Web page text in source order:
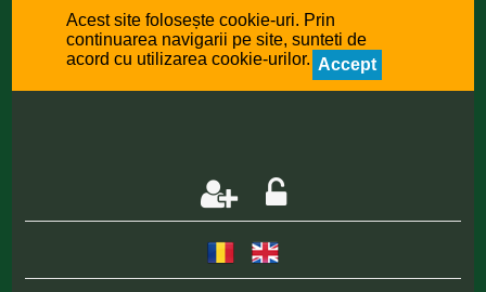
Acest site folosește cookie-uri. Prin
continuarea navigarii pe site, sunteti de
acord cu utilizarea cookie-urilor. Accept